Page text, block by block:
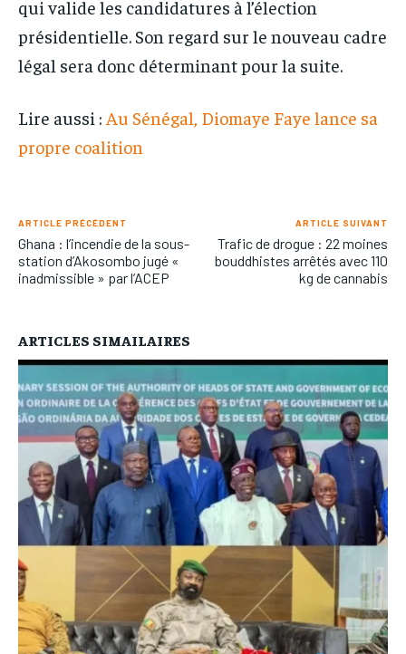
qui valide les candidatures à l’élection
présidentielle. Son regard sur le nouveau cadre
légal sera donc déterminant pour la suite.
Lire aussi : Au Sénégal, Diomaye Faye lance sa
propre coalition
ARTICLE PRÉCÉDENT
Ghana : l’incendie de la sous-
station d’Akosombo jugé «
inadmissible » par l’ACEP
ARTICLE SUIVANT
Trafic de drogue : 22 moines
bouddhistes arrêtés avec 110
kg de cannabis
ARTICLES SIMAILAIRES